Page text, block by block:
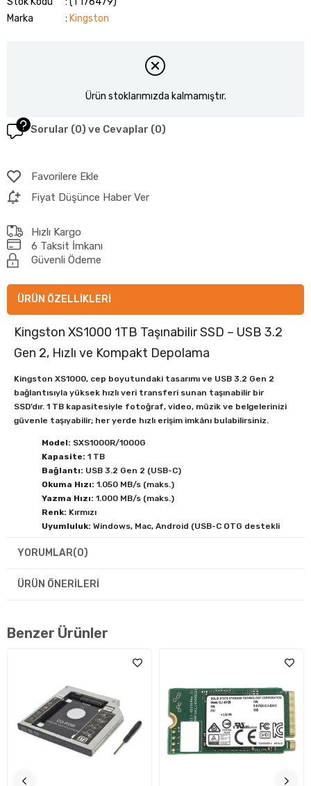
Marka
: Kingston
Ürün stoklarımızda kalmamıştır.
Sorular (0) ve Cevaplar (0)
Favorilere Ekle
Fiyat Düşünce Haber Ver
Hızlı Kargo
6 Taksit İmkanı
Güvenli Ödeme
ÜRÜN ÖZELLIKLERI
Kingston XS1000 1TB Taşınabilir SSD – USB 3.2
Gen 2, Hızlı ve Kompakt Depolama
Kingston XS1000, cep boyutundaki tasarımı ve USB 3.2 Gen 2
bağlantısıyla yüksek hızlı veri transferi sunan taşınabilir bir
SSD’dır. 1 TB kapasitesiyle fotoğraf, video, müzik ve belgelerinizi
güvenle taşıyabilir; her yerde hızlı erişim imkânı bulabilirsiniz.
Model: SXS1000R/1000G
Kapasite: 1 TB
Bağlantı: USB 3.2 Gen 2 (USB-C)
Okuma Hızı: 1.050 MB/s (maks.)
Yazma Hızı: 1.000 MB/s (maks.)
Renk: Kırmızı
Uyumluluk: Windows, Mac, Android (USB-C OTG destekli
Kablo:USB-C – USB-C ve USB-C – USB-A kablo dahil
olan XS1000, şok ve titreşime karşı korumalı yapısıyla verilerinizi
Garanti: Kingston resmi garantisi kapsamındadır.
YORUMLAR(0)
ÜRÜN ÖNERILERI
Benzer Ürünler